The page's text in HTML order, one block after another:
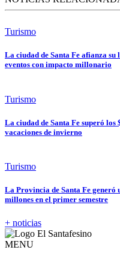
Turismo
La ciudad de Santa Fe afianza su
eventos con impacto millonario
Turismo
La ciudad de Santa Fe superó
vacaciones de invierno
Turismo
La Provincia de Santa Fe generó
millones en el primer semestre
+ noticias
MENU